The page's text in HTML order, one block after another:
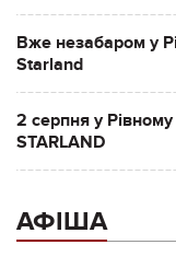
Вже незабаром у
Starland
2 серпня у
STARLAND
АФІША